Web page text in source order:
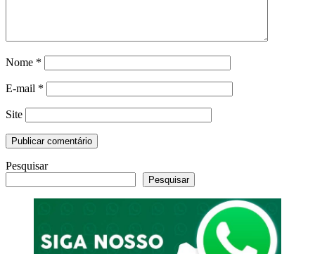
Nome *
E-mail *
Site
Pesquisar
Pesquisar